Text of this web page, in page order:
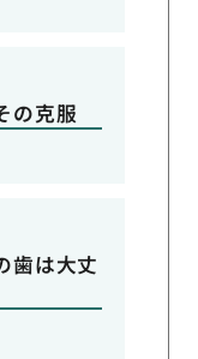
の克服
歯は大丈